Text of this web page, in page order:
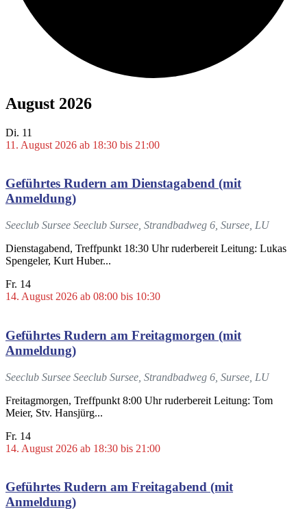
August 2026
Di. 11
11. August 2026 ab 18:30 bis 21:00
Geführtes Rudern am Dienstagabend (mit
Anmeldung)
Seeclub Sursee Seeclub Sursee, Strandbadweg 6, Sursee, LU
Dienstagabend, Treffpunkt 18:30 Uhr ruderbereit Leitung: Lukas
Spengeler, Kurt Huber...
Fr. 14
14. August 2026 ab 08:00 bis 10:30
Geführtes Rudern am Freitagmorgen (mit
Anmeldung)
Seeclub Sursee Seeclub Sursee, Strandbadweg 6, Sursee, LU
Freitagmorgen, Treffpunkt 8:00 Uhr ruderbereit Leitung: Tom
Meier, Stv. Hansjürg...
Fr. 14
14. August 2026 ab 18:30 bis 21:00
Geführtes Rudern am Freitagabend (mit
Anmeldung)